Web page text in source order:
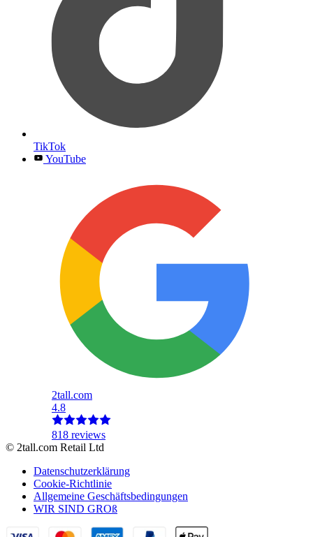
TikTok
YouTube
2tall.com
4.8
818 reviews
© 2tall.com Retail Ltd
Datenschutzerklärung
Cookie-Richtlinie
Allgemeine Geschäftsbedingungen
WIR SIND GROß